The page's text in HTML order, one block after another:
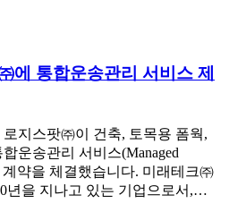
에 통합운송관리 서비스 제
지스팟㈜이 건축, 토목용 폼웍,
운송관리 서비스(Managed
계약을 체결했습니다. 미래테크㈜
년을 지나고 있는 기업으로서,…